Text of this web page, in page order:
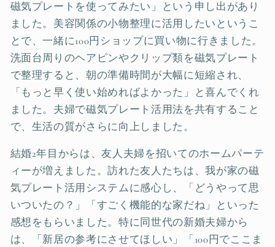
磁気プレートを使ってみたい」という申し出があり
ました。美容関係の小物整理に活用したいというこ
とで、一緒に100円ショップに買い物に行きました。
洗面台周りのヘアピンやクリップ類を磁気プレート
で整理すると、朝の準備時間が大幅に短縮され、
「もっと早く使い始めればよかった」と喜んでくれ
ました。夫婦で磁気プレート活用法を共有すること
で、生活の質がさらに向上しました。
結婚2年目からは、友人夫婦を招いてのホームパーテ
ィーが増えました。訪れた友人たちは、我が家の磁
気プレート活用システムに感心し、「どうやって思
いついたの？」「すごく機能的な家だね」といった
感想をもらいました。特に同世代の新婚夫婦から
は、「新居の参考にさせてほしい」「100円でここま